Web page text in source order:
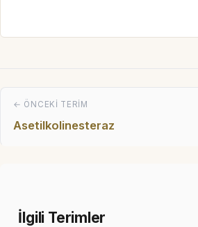
← ÖNCEKI TERIM
Asetilkolinesteraz
İlgili Terimler